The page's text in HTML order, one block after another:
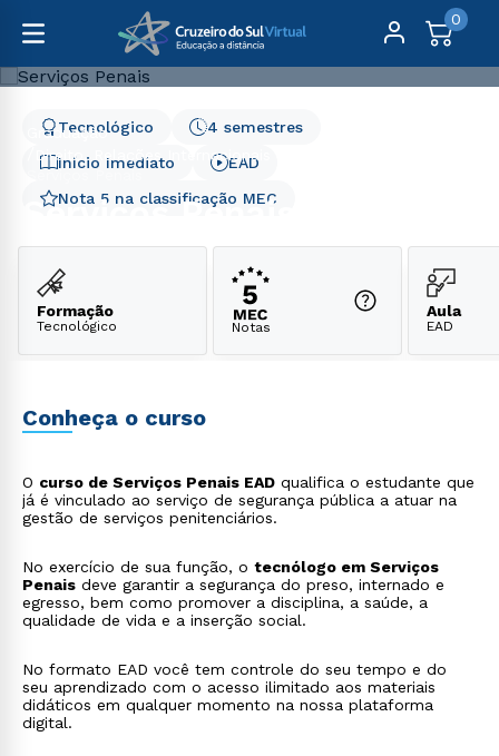
0
Graduação
Direito, Relações Internacionais e Ciências Políticas
Serviços Penais
Serviços Penais
Início Imediato
Nota 5 na classificação MEC
4 semestres
Tecnológico
EAD
Formação
Tecnológico Notas
Aula
EAD
Conheça o curso
O curso de Serviços Penais EAD qualifica o estudante que
já é vinculado ao serviço de segurança pública a atuar na
gestão de serviços penitenciários.
No exercício de sua função, o tecnólogo em Serviços
Penais deve garantir a segurança do preso, internado e
egresso, bem como promover a disciplina, a saúde, a
qualidade de vida e a inserção social.
No formato EAD você tem controle do seu tempo e do
seu aprendizado com o acesso ilimitado aos materiais
didáticos em qualquer momento na nossa plataforma
digital.